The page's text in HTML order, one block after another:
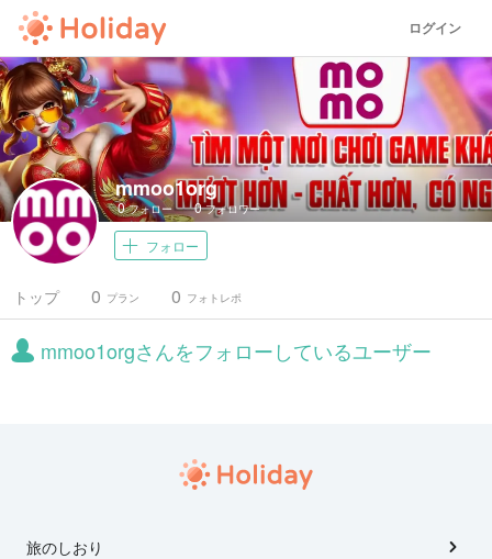
ログイン
mmoo1org
0フォロー 0フォロワー
フォロー
トップ プラン
0 フォトレポ
0
mmoo1orgさんをフォローしているユーザー
旅のしおり